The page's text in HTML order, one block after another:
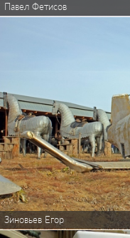
Павел Фетисов
Зиновьев Егор